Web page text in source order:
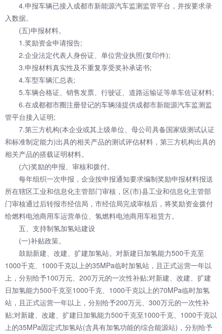
4.申报车辆已接入成都市新能源汽车监测监管平台，并按要求录
入数据。
(五)申报材料。
1.奖励资金申请报告;
2.企业法定代表人身份证、单位营业执照(复印件);
3.申报材料真实性及不重复享受奖补承诺书;
4.车型车辆汇总表;
5.车辆合格证、销售发票、行驶证、道路运输证等单车佐证材料;
6.在成都都市圈注册登记的车辆须提供成都市新能源汽车监测监
管平台接入证明;
7.第三方机构(本企业或其上级单位、母公司具备国家级测试认证
和标准制定能力)出具的相关产品的测试评估材料，第三方机构出具的
相关产品的搭载证明材料。
(六)奖励的申报、审核和拨付。
每年组织一次申报，企业按申报通知要求编制奖励申报材料报送
所在辖区工业和信息化主管部门审核，区(市)县工业和信息化主管部
门审核通过后转报市经信局，市经信局完成审核后，将奖励资金拨付
给燃料电池商用车运营单位、氢燃料电池商用车租赁方。
五、支持制氢加氢站建设
(一)补贴政策。
鼓励新建、改建、扩建加氢站。对新建日加氢能力500千克至
1000千克、1000千克以上的35MPa临时加氢站，且正式运营一年以
上，分别给予100万元、200万元的一次性补贴;对新建、改建、扩建
日加氢能力500千克至1000千克、1000千克以上的70MPa临时加氢
站，且正式运营一年以上，分别给予200万元、300万元的一次性补
贴;对新建、改建、扩建日加氢能力500千克至1000千克、1000千克以
上的35MPa固定式加氢站(含具有加氢功能的综合能源站)，分别给予